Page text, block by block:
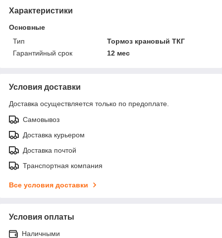
Характеристики
Основные
Тип
Тормоз крановый ТКГ
Гарантийный срок
12 мес
Условия доставки
Доставка осуществляется только по предоплате.
Самовывоз
Доставка курьером
Доставка почтой
Транспортная компания
Все условия доставки
Условия оплаты
Наличными